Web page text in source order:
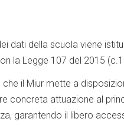
dati della scuola viene
la Legge 107 del 2015
che il Miur mette a
concreta attuazione al
garantendo il libero